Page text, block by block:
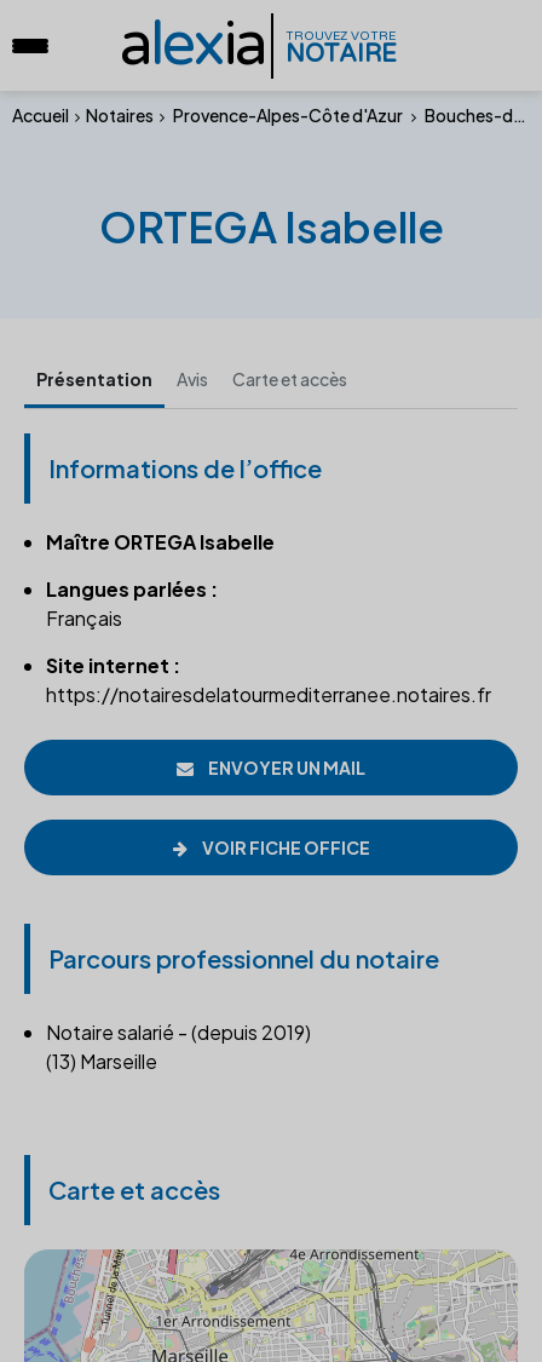
alexia TROUVEZ VOTRE
NOTAIRE
Accueil Notaires Provence-Alpes-Côte d'Azur Bouches-du-Rhône
ORTEGA Isabelle
Présentation Avis Carte et accès
Informations de l’office
Maître ORTEGA Isabelle
Langues parlées :
Français
Site internet :
https://notairesdelatourmediterranee.notaires.fr
ENVOYER UN MAIL
VOIR FICHE OFFICE
Parcours professionnel du notaire
Notaire salarié - (depuis 2019)
(13) Marseille
Carte et accès